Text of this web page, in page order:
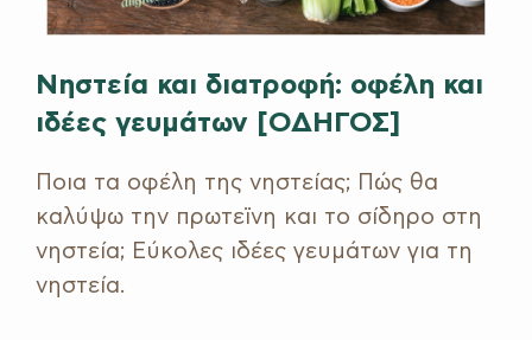
Νηστεία και διατροφή: οφέλη και
ιδέες γευμάτων [ΟΔΗΓΟΣ]
Ποια τα οφέλη της νηστείας; Πώς θα
καλύψω την πρωτεϊνη και το σίδηρο στη
νηστεία; Εύκολες ιδέες γευμάτων για τη
νηστεία.